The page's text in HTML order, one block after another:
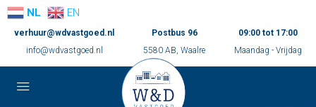
verhuur@wdvastgoed.nl
info@wdvastgoed.nl
Postbus 96
5580 AB, Waalre
09:00 tot 17:00
Maandag - Vrijdag
NL EN